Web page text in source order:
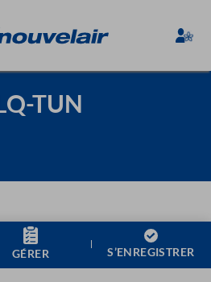
TUN
GÉRER S’ENREGISTRER